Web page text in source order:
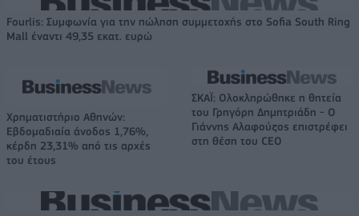
Fourlis: Συμφωνία για την πώληση συμμετοχής στο Sofia South Ring
Mall έναντι 49,35 εκατ. ευρώ
Χρηματιστήριο Αθηνών:
Εβδομαδιαία άνοδος 1,76%,
κέρδη 23,31% από τις αρχές
του έτους
ΣΚΑΪ: Ολοκληρώθηκε η θητεία
του Γρηγόρη Δημητριάδη - Ο
Γιάννης Αλαφούζος επιστρέφει
στη θέση του CEO